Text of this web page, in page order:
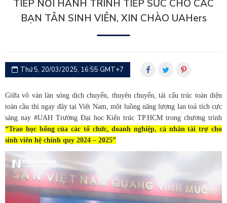
TIẾP NỐI HÀNH TRÌNH TIẾP SỨC CHO CÁC
BẠN TÂN SINH VIÊN, XIN CHÀO UAHers
Thứ 5, 20/03/2025, 16:55 GMT+7
Giữa vô vàn làn sóng dịch chuyển, thuyên chuyển, tái cấu trúc toàn diện
toàn cầu thì ngay đây tại Việt Nam, một luồng năng lượng lan toả tích cực
sáng nay #UAH Trường Đại học Kiến trúc TP.HCM trong chương trình
“Trao học bổng của các tổ chức, doanh nghiệp, cá nhân tài trợ cho
sinh viên hệ chính quy 2024 – 2025”